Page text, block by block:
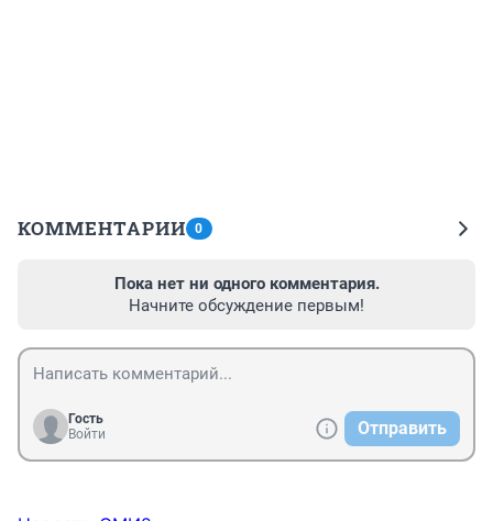
КОММЕНТАРИИ 0
Пока нет ни одного комментария.
Начните обсуждение первым!
Гость
Войти
Отправить